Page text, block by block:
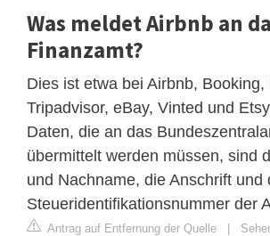
Was meldet Airbnb an
Finanzamt?
Dies ist etwa bei Airbnb, Booking,
Tripadvisor, eBay, Vinted und
Daten, die an das
übermittelt werden müssen, sind
und Nachname, die Anschrift und
Steueridentifikationsnummer der
Antrag auf Entfernung der Quelle |